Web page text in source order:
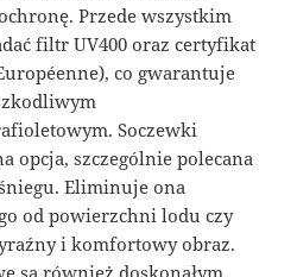
Przede wszystkim
filtr UV400 oraz certyfikat
co gwarantuje
Soczewki
opcja, szczególnie polecana
Eliminuje ona
od powierzchni lodu czy
i komfortowy obraz.
są również doskonałym